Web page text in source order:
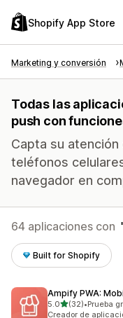
Shopify App Store
Marketing y conversión
Todas las
push con
Capta su
teléfonos
navegador en
64 aplicaciones con
Built for Shopify
Ampify PWA:
5.0de 5 estrellas
(32)
32 reseñas en total
•Prueba
Creador de